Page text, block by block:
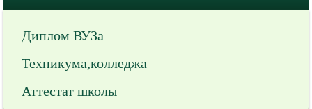
Диплом ВУЗа
Техникума,колледжа
Аттестат школы